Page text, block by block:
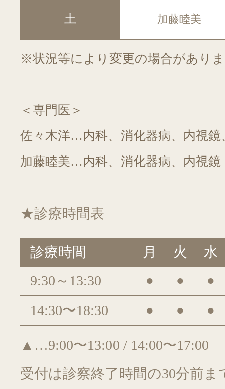
土 加藤睦美
※状況等により変更の場合があり
＜専門医＞
佐々木洋…内科、消化器病、内視
加藤睦美…内科、消化器病、内視鏡
★診療時間表
診療時間 月 火
水
9:30～13:30
● ● ●
14:30〜18:30 ● ● ●
▲…9:00〜13:00 / 14:00〜17:00
受付は診察終了時間の30分前